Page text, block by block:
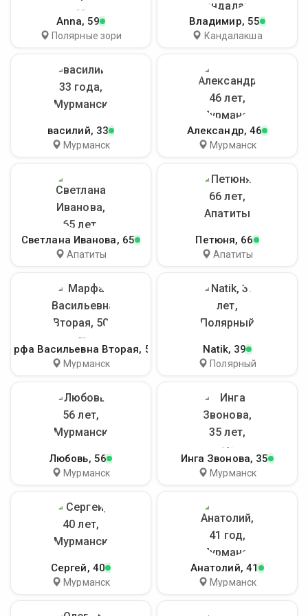
Anna, 59
Полярные зори
Владимир, 55
Кандалакша
василий, 33
Мурманск
Александр, 46
Мурманск
Светлана Иванова, 65
Апатиты
Петюня, 66
Апатиты
Васильевна Вторая, 50
Мурманск
Natik, 39
Полярный
Любовь, 56
Мурманск
Инга Звонова, 35
Мурманск
Сергей, 40
Мурманск
Анатолий, 41
Мурманск